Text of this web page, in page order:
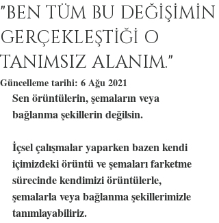
"BEN TÜM BU DEĞİŞİMİN
GERÇEKLEŞTİĞİ O
TANIMSIZ ALANIM."
Güncelleme tarihi: 6 Ağu 2021
Sen örüntülerin, şemaların veya
bağlanma şekillerin değilsin.
İçsel çalışmalar yaparken bazen kendi
içimizdeki örüntü ve şemaları farketme
sürecinde kendimizi örüntülerle,
şemalarla veya bağlanma şekillerimizle
tanımlayabiliriz.